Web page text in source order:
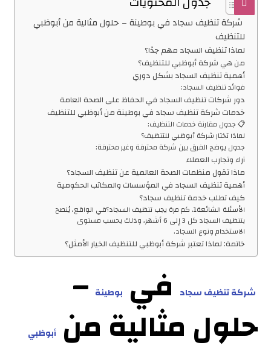
شركة تنظيف سجاد في بوطينة – حلول مثالية من أبوظبي
للتنظيف
لماذا تنظيف السجاد مهم جدًا؟
من هي شركة أبوظبي للتنظيف؟
أهمية تنظيف السجاد بشكل دوري
فوائد تنظيف السجاد:
دور شركات تنظيف السجاد في الحفاظ على الصحة العامة
خدمات شركة تنظيف سجاد في بوطينة من أبوظبي للتنظيف
📋 جدول مقارنة خدمات التنظيف:
لماذا تختار شركة أبوظبي للتنظيف؟
جدول يوضح الفرق بين شركة محترفة وغير محترفة:
آراء وتجارب العملاء
ماذا تقول منظمات الصحة العالمية عن تنظيف السجاد؟
أهمية تنظيف السجاد في المؤسسات والمكاتب الحكومية
كيف تطلب خدمة تنظيف سجاد؟
الأسئلة الشائعة1. كم مرة يجب تنظيف السجاد؟في الواقع، يُنصح
بتنظيف السجاد كل 3 إلى 6 أشهر، وذلك بحسب مستوى
الاستخدام ونوع السجاد.
خاتمة: لماذا تعتبر شركة أبوظبي للتنظيف الخيار الأمثل؟
شركة تنظيف سجاد في بوطينة –
حلول مثالية منأبوظبي